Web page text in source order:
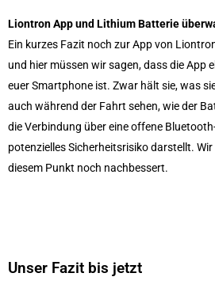
Liontron App und Lithium Batterie
Ein kurzes Fazit noch zur App von
und hier müssen wir sagen, dass die App
euer Smartphone ist. Zwar hält sie, was
auch während der Fahrt sehen, wie der
die Verbindung über eine offene
potenzielles Sicherheitsrisiko darstellt.
diesem Punkt noch nachbessert.
Unser Fazit bis jetzt